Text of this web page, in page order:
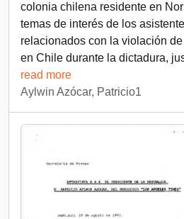
colonia chilena residente en
temas de interés de los
relacionados con la violación
en Chile durante la dictadura,
read more
Aylwin Azócar, Patricio1